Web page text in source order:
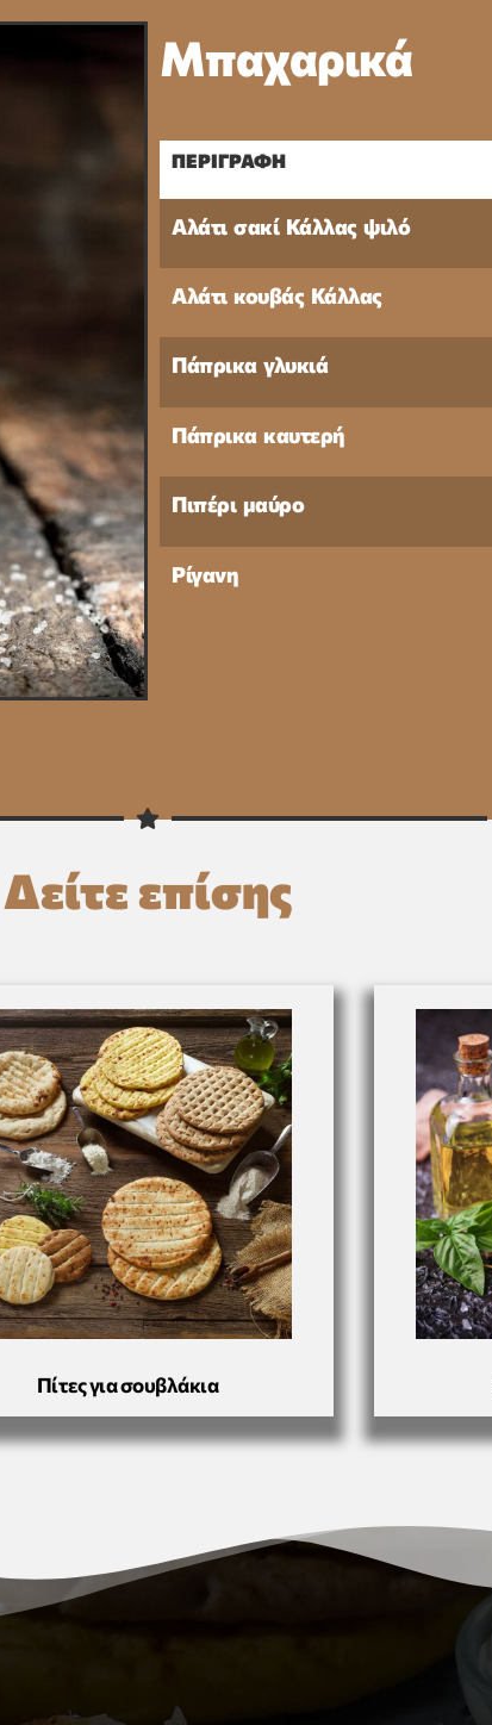
Μπαχαρικά
ΠΕΡΙΓΡΑΦΗ
Αλάτι σακί Κάλλας ψιλό
Αλάτι κουβάς Κάλλας
Πάπρικα γλυκιά
Πάπρικα καυτερή
Πιπέρι μαύρο
Ρίγανη
Δείτε επίσης
Πίτες για σουβλάκια